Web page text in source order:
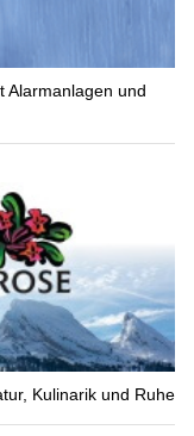
Alarmanlagen und
Kulinarik und Ruhe